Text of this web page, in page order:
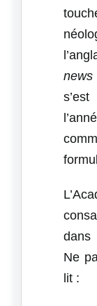
news
dans
Ne
lit :